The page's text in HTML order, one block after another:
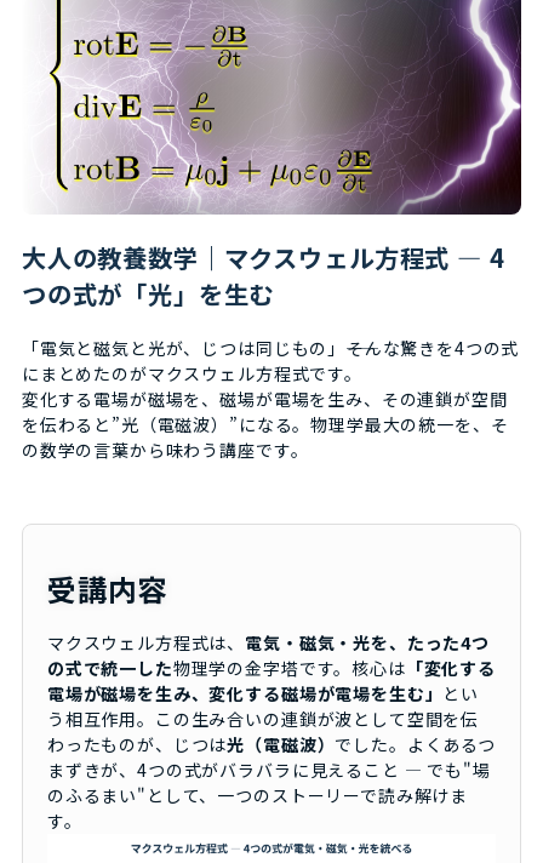
大人の教養数学｜マクスウェル方程式 ― 4
つの式が「光」を生む
「電気と磁気と光が、じつは同じもの」――そんな驚きを4つの式
にまとめたのがマクスウェル方程式です。
変化する電場が磁場を、磁場が電場を生み、その連鎖が空間
を伝わると”光（電磁波）”になる。物理学最大の統一を、そ
の数学の言葉から味わう講座です。
受講内容
マクスウェル方程式は、 電気・磁気・光を、たった4つ
の式で統一した物理学の金字塔です。核心は 「変化する
電場が磁場を生み、変化する磁場が電場を生む」 とい
う相互作用。この生み合いの連鎖が波として空間を伝
わったものが、じつは光（電磁波） でした。よくあるつ
まずきが、4つの式がバラバラに見えること ― でも"場
のふるまい"として、一つのストーリーで読み解けま
す。